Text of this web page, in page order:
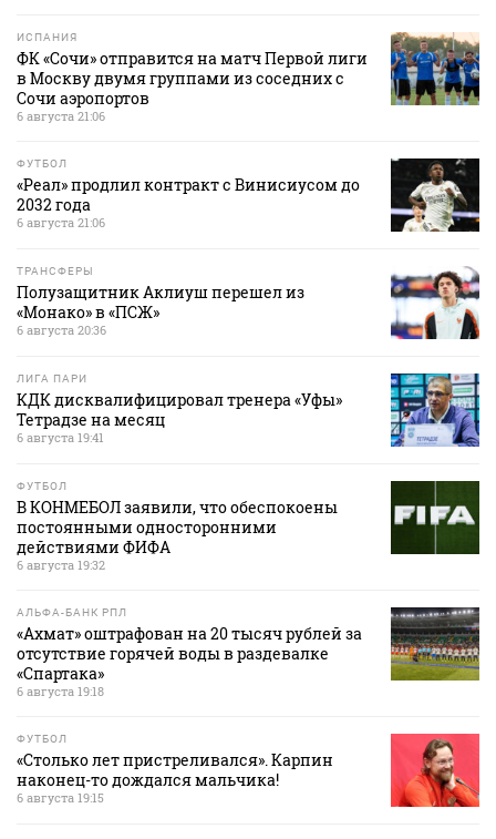
ИСПАНИЯ
ФК «Сочи» отправится на матч Первой лиги
в Москву двумя группами из соседних с
Сочи аэропортов
6 августа 21:06
ФУТБОЛ
«Реал» продлил контракт с Винисиусом до
2032 года
6 августа 21:06
ТРАНСФЕРЫ
Полузащитник Аклиуш перешел из
«Монако» в «ПСЖ»
6 августа 20:36
ЛИГА ПАРИ
КДК дисквалифицировал тренера «Уфы»
Тетрадзе на месяц
6 августа 19:41
ФУТБОЛ
В КОНМЕБОЛ заявили, что обеспокоены
постоянными односторонними
действиями ФИФА
6 августа 19:32
АЛЬФА-БАНК РПЛ
«Ахмат» оштрафован на 20 тысяч рублей за
отсутствие горячей воды в раздевалке
«Спартака»
6 августа 19:18
ФУТБОЛ
«Столько лет пристреливался». Карпин
наконец-то дождался мальчика!
6 августа 19:15